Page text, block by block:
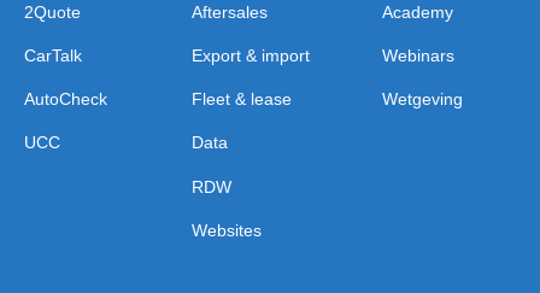
2Quote
CarTalk
AutoCheck
UCC
Aftersales
Export & import
Fleet & lease
Data
RDW
Websites
Academy
Webinars
Wetgeving